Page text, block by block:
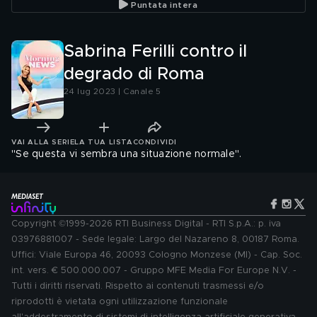
Puntata intera
Sabrina Ferilli contro il
degrado di Roma
24 lug 2023 | Canale 5
VAI ALLA SERIE LA TUA LISTA CONDIVIDI
"Se questa vi sembra una situazione normale".
Copyright ©1999-2026 RTI Business Digital - RTI S.p.A.: p. iva
03976881007 - Sede legale: Largo del Nazareno 8, 00187 Roma.
Uffici: Viale Europa 46, 20093 Cologno Monzese (MI) - Cap. Soc.
int. vers. € 500.000.007 - Gruppo MFE Media For Europe N.V. -
Tutti i diritti riservati. Rispetto ai contenuti trasmessi e/o
riprodotti è vietata ogni utilizzazione funzionale